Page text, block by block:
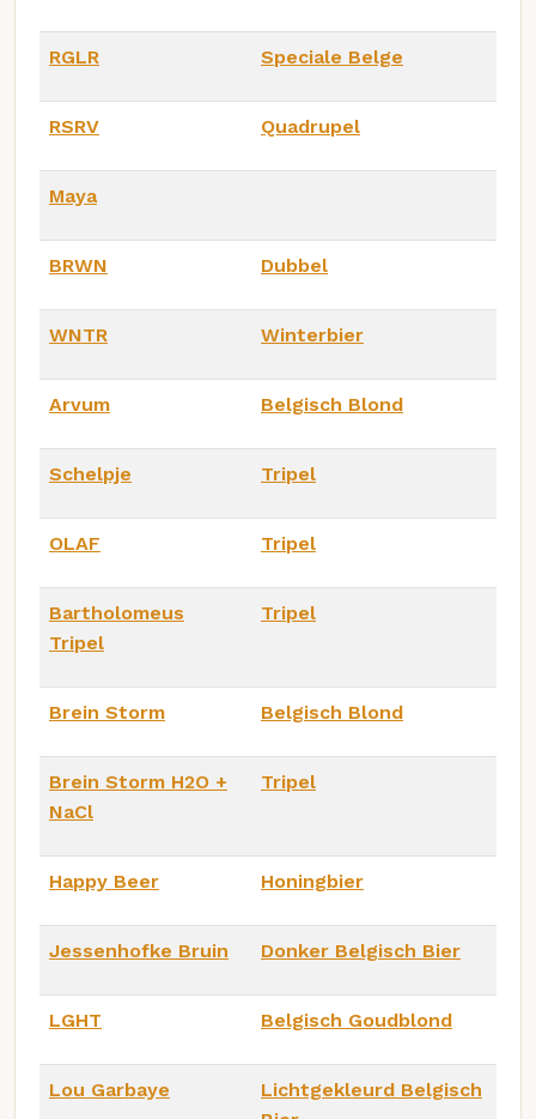
RGLR Speciale Belge
RSRV Quadrupel
Maya
BRWN Dubbel
WNTR Winterbier
Arvum Belgisch Blond
Schelpje Tripel
OLAF Tripel
Bartholomeus
Tripel
Tripel
Brein Storm Belgisch Blond
Brein Storm H2O +
NaCl
Tripel
Happy Beer Honingbier
Jessenhofke Bruin Donker Belgisch Bier
LGHT Belgisch Goudblond
Lou Garbaye
Lichtgekleurd Belgisch